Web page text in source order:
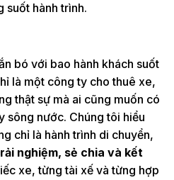
suốt hành trình.
bó với bao hành khách suốt
là một công ty cho thuê xe,
thật sự mà ai cũng muốn có
sông nước. Chúng tôi hiểu
chỉ là hành trình di chuyển,
nghiệm, sẻ chia và kết
xe, từng tài xế và từng hợp